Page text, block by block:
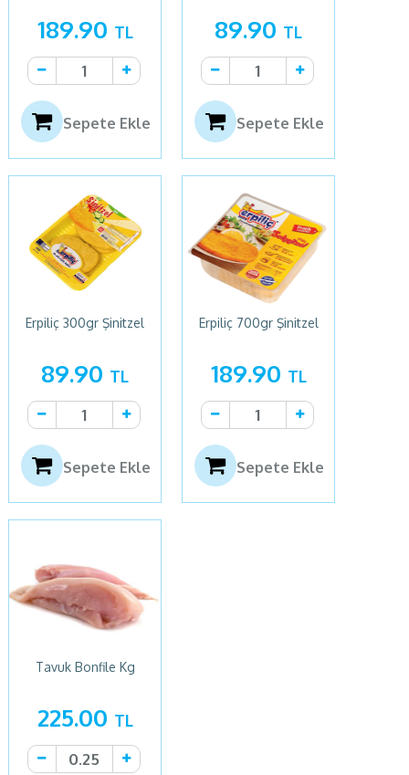
189.90 TL
Sepete Ekle
89.90 TL
Sepete Ekle
Erpiliç 300gr Şinitzel
89.90 TL
Sepete Ekle
Erpiliç 700gr Şinitzel
189.90 TL
Sepete Ekle
Tavuk Bonfile Kg
225.00 TL